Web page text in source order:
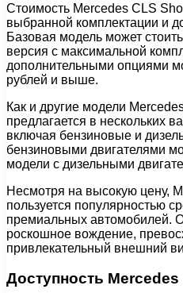
Стоимость Mercedes CLS
выбранной комплектации и
Базовая модель может
версия с максимальной
дополнительными опциями
рублей и выше.
Как и другие модели
предлагается в нескольких
включая бензиновые и
бензиновыми двигателями
модели с дизельными
Несмотря на высокую цену,
пользуется популярностью
премиальных автомобилей.
роскошное вождение,
привлекательный внешний
Доступность